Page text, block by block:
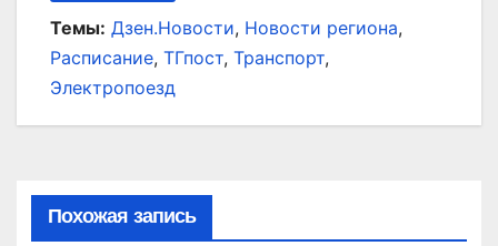
Темы: Дзен.Новости, Новости региона,
Расписание, ТГпост, Транспорт,
Электропоезд
Похожая запись